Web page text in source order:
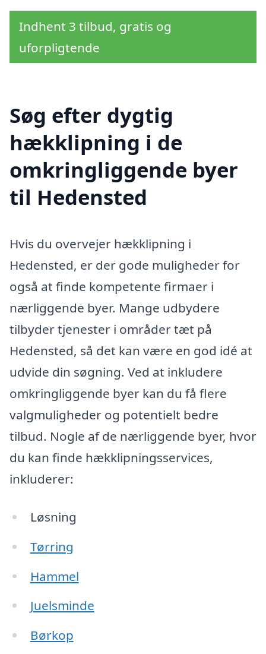
Indhent 3 tilbud, gratis og
uforpligtende
Søg efter dygtig
hækklipning i de
omkringliggende byer
til Hedensted
Hvis du overvejer hækklipning i
Hedensted, er der gode muligheder for
også at finde kompetente firmaer i
nærliggende byer. Mange udbydere
tilbyder tjenester i områder tæt på
Hedensted, så det kan være en god idé at
udvide din søgning. Ved at inkludere
omkringliggende byer kan du få flere
valgmuligheder og potentielt bedre
tilbud. Nogle af de nærliggende byer, hvor
du kan finde hækklipningsservices,
inkluderer:
Løsning
Tørring
Hammel
Juelsminde
Børkop